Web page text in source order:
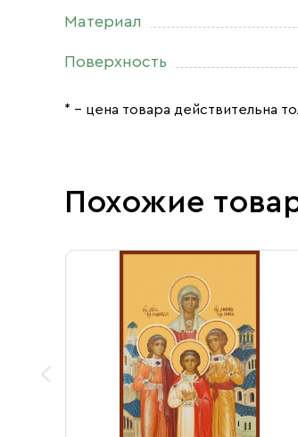
Материал
Поверхность
* – цена товара действительна
Похожие